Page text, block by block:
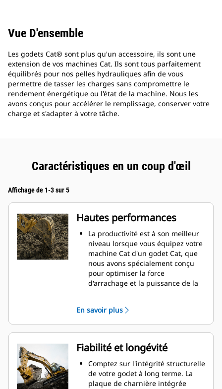
Vue D'ensemble
Les godets Cat® sont plus qu'un accessoire, ils sont une
extension de vos machines Cat. Ils sont tous parfaitement
équilibrés pour nos pelles hydrauliques afin de vous
permettre de tasser les charges sans compromettre le
rendement énergétique ou l'état de la machine. Nous les
avons conçus pour accélérer le remplissage, conserver votre
charge et s'adapter à votre tâche.
Caractéristiques en un coup d'œil
Affichage de 1-3 sur 5
Hautes performances
La productivité est à son meilleur
niveau lorsque vous équipez votre
machine Cat d'un godet Cat, que
nous avons spécialement conçu
pour optimiser la force
d'arrachage et la puissance de la
double améliore le flux des
matières dans le godet. Le
dégagement de talon accru
garantit que le fond du godet ne
frotte pas, ce qui réduit les coûts
d'entretien.
La consommation de carburant est
maximale lors de l'excavation. Les
En savoir plus
Fiabilité et longévité
Comptez sur l'intégrité structurelle
de votre godet à long terme. La
plaque de charnière intégrée